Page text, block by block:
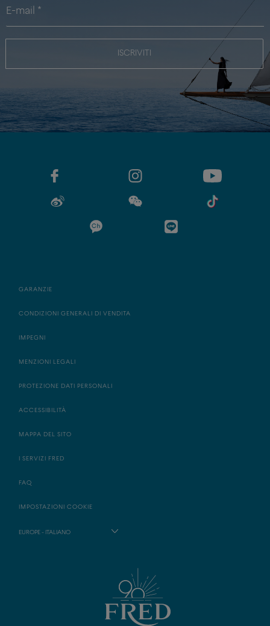
ISCRIVITI
GARANZIE
CONDIZIONI GENERALI DI VENDITA
IMPEGNI
MENZIONI LEGALI
PROTEZIONE DATI PERSONALI
ACCESSIBILITÀ
MAPPA DEL SITO
I SERVIZI FRED
FAQ
IMPOSTAZIONI COOKIE
EUROPE - ITALIANO